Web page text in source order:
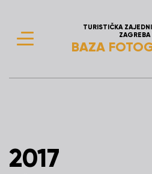
TURISTIČKA
ZAGREBA
BAZA
2017